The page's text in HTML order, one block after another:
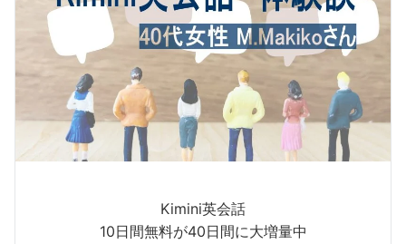
Kimini英会話
10日間無料が40日間に大増量中